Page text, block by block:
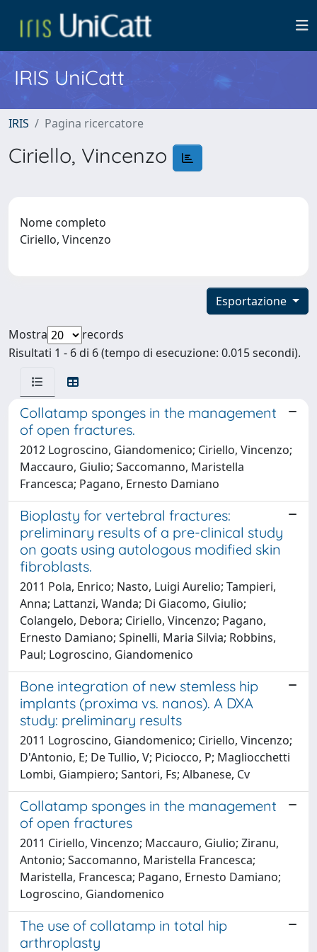
IRIS UniCatt
IRIS Pagina ricercatore
Ciriello, Vincenzo
Nome completo
Ciriello, Vincenzo
Esportazione
Mostra
records
Risultati 1 - 6 di 6 (tempo di esecuzione: 0.015 secondi).
Collatamp sponges in the management
of open fractures.
2012 Logroscino, Giandomenico; Ciriello, Vincenzo;
Maccauro, Giulio; Saccomanno, Maristella
Francesca; Pagano, Ernesto Damiano
Bioplasty for vertebral fractures:
preliminary results of a pre-clinical study
on goats using autologous modified skin
fibroblasts.
2011 Pola, Enrico; Nasto, Luigi Aurelio; Tampieri,
Anna; Lattanzi, Wanda; Di Giacomo, Giulio;
Colangelo, Debora; Ciriello, Vincenzo; Pagano,
Ernesto Damiano; Spinelli, Maria Silvia; Robbins,
Paul; Logroscino, Giandomenico
Bone integration of new stemless hip
implants (proxima vs. nanos). A DXA
study: preliminary results
2011 Logroscino, Giandomenico; Ciriello, Vincenzo;
D'Antonio, E; De Tullio, V; Piciocco, P; Magliocchetti
Lombi, Giampiero; Santori, Fs; Albanese, Cv
Collatamp sponges in the management
of open fractures
2011 Ciriello, Vincenzo; Maccauro, Giulio; Ziranu,
Antonio; Saccomanno, Maristella Francesca;
Maristella, Francesca; Pagano, Ernesto Damiano;
Logroscino, Giandomenico
The use of collatamp in total hip
arthroplasty